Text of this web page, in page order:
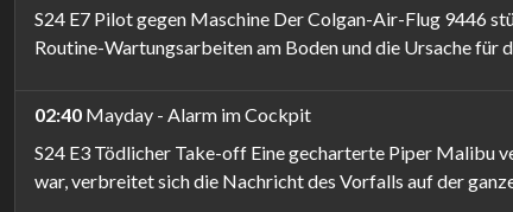
S24 E7 Pilot gegen Maschine Der Colgan-Air-Flug 9446
Routine-Wartungsarbeiten am Boden und die Ursache für
02:40 Mayday - Alarm im Cockpit
S24 E3 Tödlicher Take-off Eine gecharterte Piper Malibu
war, verbreitet sich die Nachricht des Vorfalls auf der